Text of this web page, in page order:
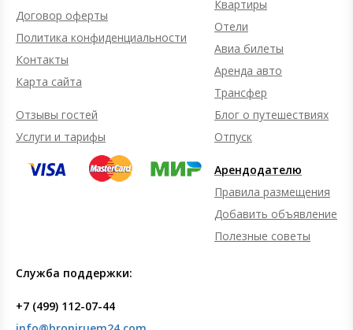
Договор оферты
Политика конфиденциальности
Контакты
Карта сайта
Отзывы гостей
Услуги и тарифы
Квартиры
Отели
Авиа билеты
Аренда авто
Трансфер
Блог о путешествиях
Отпуск
Арендодателю
Правила размещения
Добавить объявление
Полезные советы
Служба поддержки:
+7 (499) 112-07-44